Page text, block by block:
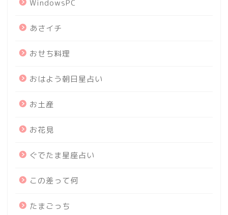
WindowsPC
あさイチ
おせち料理
おはよう朝日星占い
お土産
お花見
ぐでたま星座占い
この差って何
たまごっち